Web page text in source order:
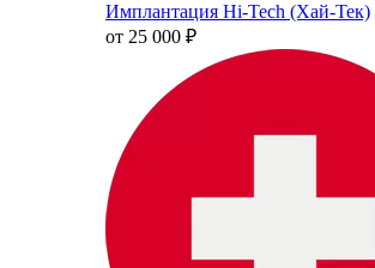
Имплантация Hi-Tech (Хай-Тек)
от 25 000 ₽